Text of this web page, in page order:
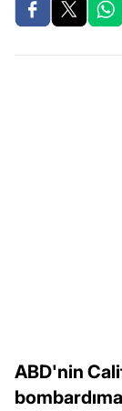
ABD'nin